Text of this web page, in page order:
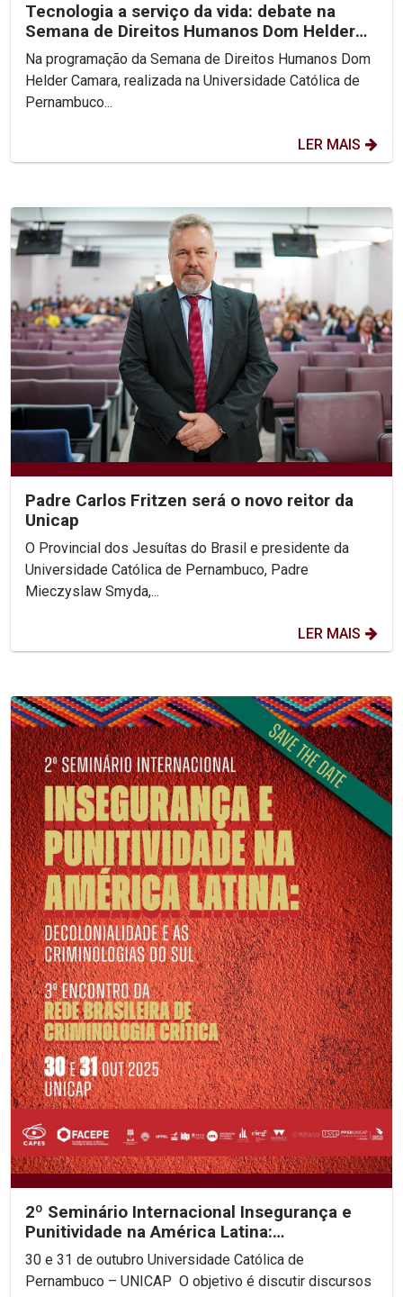
Tecnologia a serviço da vida: debate na
Semana de Direitos Humanos Dom Helder
Camara na Unicap...
Na programação da Semana de Direitos Humanos Dom
Helder Camara, realizada na Universidade Católica de
Pernambuco...
LER MAIS
Padre Carlos Fritzen será o novo reitor da
Unicap
O Provincial dos Jesuítas do Brasil e presidente da
Universidade Católica de Pernambuco, Padre
Mieczyslaw Smyda,...
LER MAIS
2º Seminário Internacional Insegurança e
Punitividade na América Latina:
decolonialidade e as...
30 e 31 de outubro Universidade Católica de
Pernambuco – UNICAP O objetivo é discutir discursos